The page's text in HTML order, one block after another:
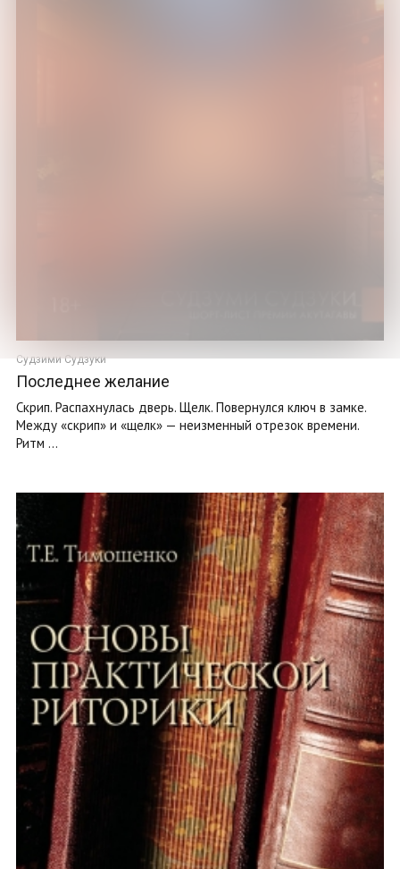
Судзими Судзуки
Последнее желание
Скрип. Распахнулась дверь. Щелк. Повернулся ключ в замке.
Между «скрип» и «щелк» — неизменный отрезок времени.
Ритм ...